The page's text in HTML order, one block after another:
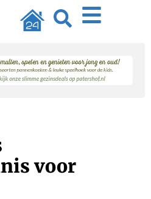
voor